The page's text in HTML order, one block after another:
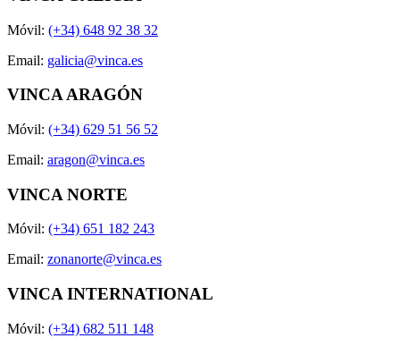
Móvil: (+34) 648 92 38 32
Email: galicia@vinca.es
VINCA ARAGÓN
Móvil: (+34) 629 51 56 52
Email: aragon@vinca.es
VINCA NORTE
Móvil: (+34) 651 182 243
Email: zonanorte@vinca.es
VINCA INTERNATIONAL
Móvil: (+34) 682 511 148